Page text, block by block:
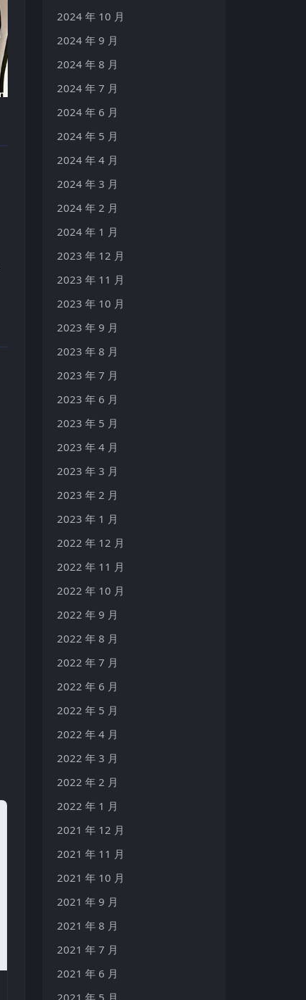
2024 年 10 月
2024 年 9 月
2024 年 8 月
2024 年 7 月
2024 年 6 月
2024 年 5 月
2024 年 4 月
2024 年 3 月
2024 年 2 月
2024 年 1 月
2023 年 12 月
2023 年 11 月
2023 年 10 月
2023 年 9 月
2023 年 8 月
2023 年 7 月
2023 年 6 月
2023 年 5 月
2023 年 4 月
2023 年 3 月
2023 年 2 月
2023 年 1 月
2022 年 12 月
2022 年 11 月
2022 年 10 月
2022 年 9 月
2022 年 8 月
2022 年 7 月
2022 年 6 月
2022 年 5 月
2022 年 4 月
2022 年 3 月
2022 年 2 月
2022 年 1 月
2021 年 12 月
2021 年 11 月
2021 年 10 月
2021 年 9 月
2021 年 8 月
2021 年 7 月
2021 年 6 月
2021 年 5 月